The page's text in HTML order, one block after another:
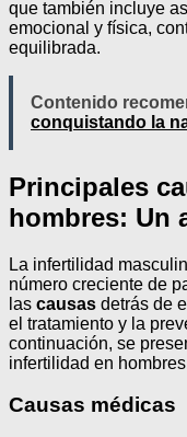
que también incluye
emocional y física,
equilibrada.
Contenido
conquistando la
Principales
hombres: Un
La infertilidad
número creciente de
las causas detrás de
el tratamiento y la
continuación, se
infertilidad en
Causas médicas